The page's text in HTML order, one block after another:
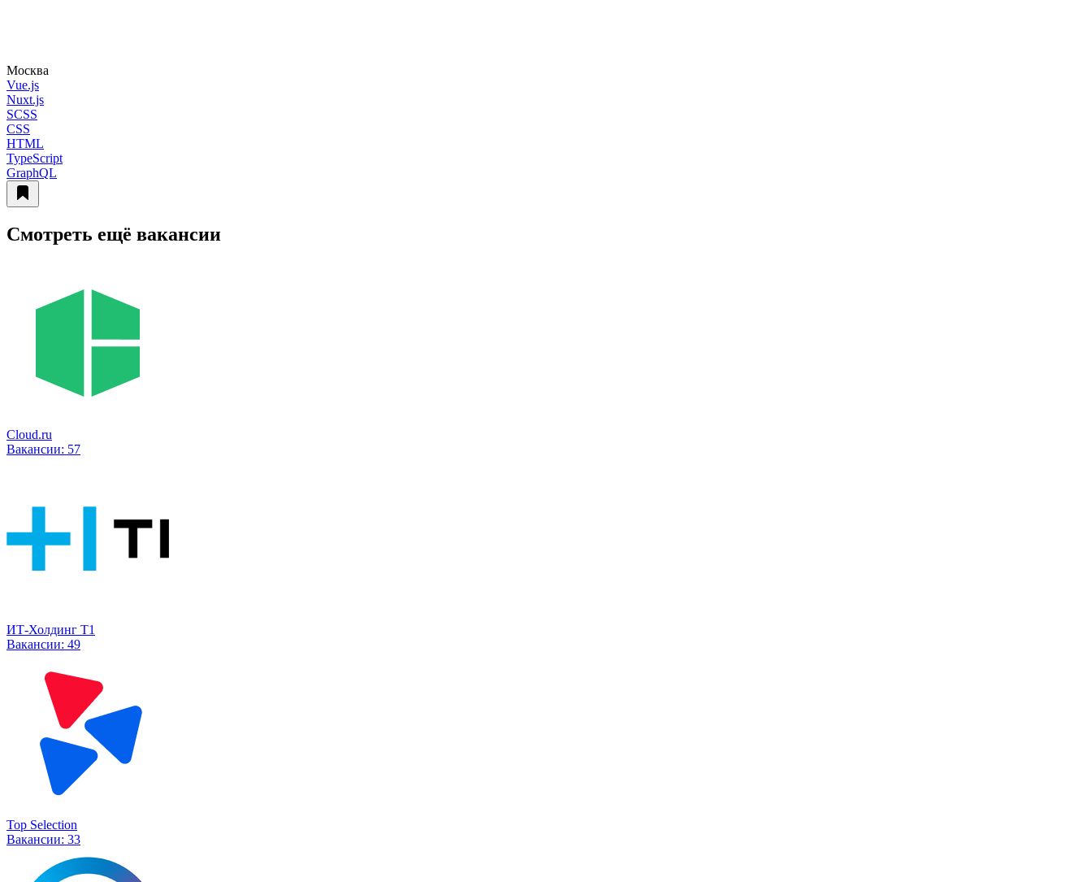
Москва
Vue.js
Nuxt.js
SCSS
CSS
HTML
TypeScript
GraphQL
Смотреть ещё вакансии
Cloud.ru
Вакансии: 57
ИТ-Холдинг Т1
Вакансии: 49
Top Selection
Вакансии: 33